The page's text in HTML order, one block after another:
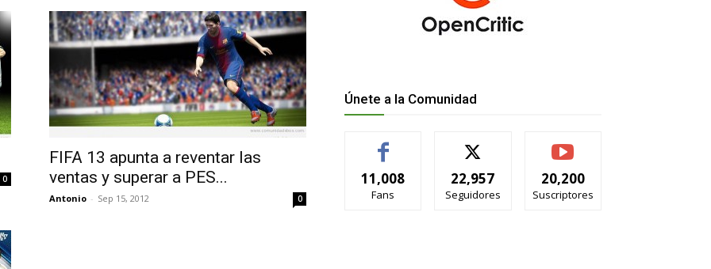
0
FIFA 13 apunta a reventar las
ventas y superar a PES...
Antonio - Sep 15, 2012 0
Únete a la Comunidad
11,008
Fans
22,957
Seguidores
20,200
Suscriptores